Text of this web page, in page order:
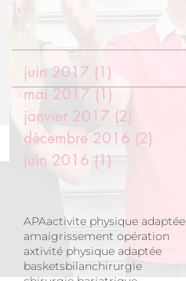
juin 2017 (1)
mai 2017 (1)1 post
janvier 2017 (2)
décembre 2016 (2)
juin 2016 (1) 1 post
APAactivite physique adaptée
amaigrissement opération
axtivité physique adaptée
basketsbilanchirurgie